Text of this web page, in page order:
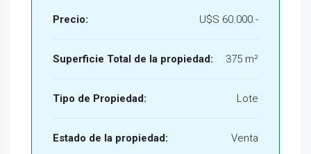
Precio: U$S 60.000.-
Superficie Total de la propiedad: 375 m²
Tipo de Propiedad: Lote
Estado de la propiedad: Venta